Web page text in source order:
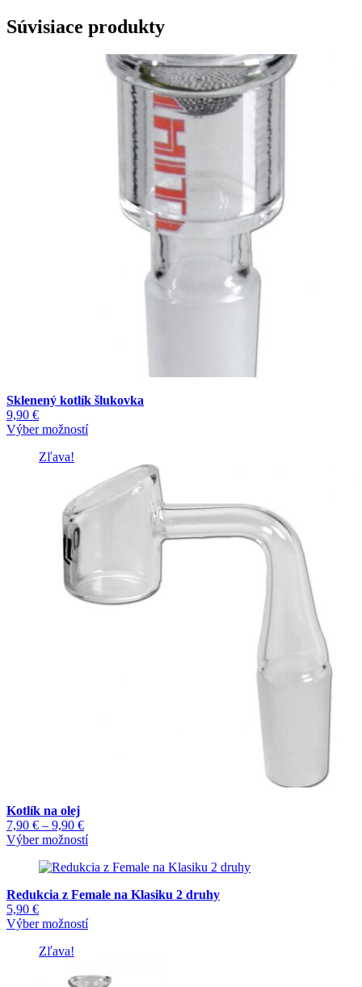
Súvisiace produkty
Sklenený kotlík šlukovka
9,90 €
Výber možnostíTento
viacero
variantov.
Možnosti
stránke
Zľava!
Kotlík na olej
7,90 € – 9,90 €Price
range:
through
Výber možnostíTento
má
variantov.
si
stránke
Redukcia z Female na Klasiku 2 druhy
5,90 €
Výber možnostíTento
variantov.
Zľava!